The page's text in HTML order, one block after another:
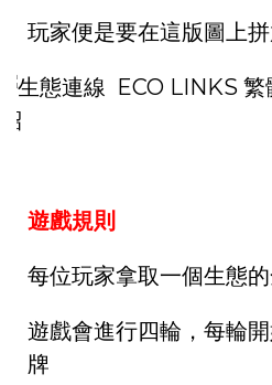
玩家便是要在這版圖上
遊戲規則
每位玩家拿取一個生態
遊戲會進行四輪，每輪
牌